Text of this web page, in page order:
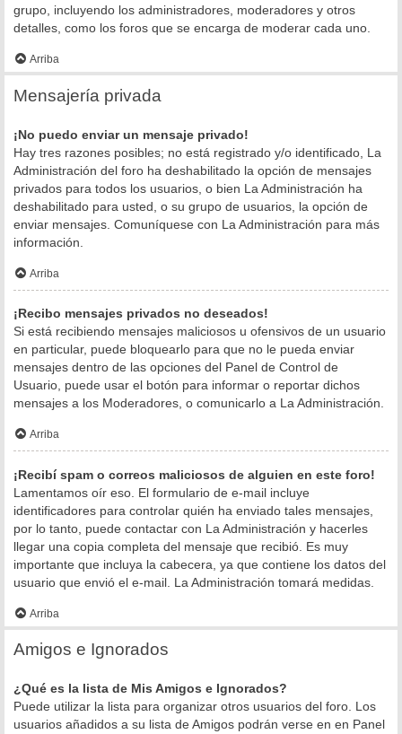
grupo, incluyendo los administradores, moderadores y otros
detalles, como los foros que se encarga de moderar cada uno.
Arriba
Mensajería privada
¡No puedo enviar un mensaje privado!
Hay tres razones posibles; no está registrado y/o identificado, La
Administración del foro ha deshabilitado la opción de mensajes
privados para todos los usuarios, o bien La Administración ha
deshabilitado para usted, o su grupo de usuarios, la opción de
enviar mensajes. Comuníquese con La Administración para más
información.
Arriba
¡Recibo mensajes privados no deseados!
Si está recibiendo mensajes maliciosos u ofensivos de un usuario
en particular, puede bloquearlo para que no le pueda enviar
mensajes dentro de las opciones del Panel de Control de
Usuario, puede usar el botón para informar o reportar dichos
mensajes a los Moderadores, o comunicarlo a La Administración.
Arriba
¡Recibí spam o correos maliciosos de alguien en este foro!
Lamentamos oír eso. El formulario de e-mail incluye
identificadores para controlar quién ha enviado tales mensajes,
por lo tanto, puede contactar con La Administración y hacerles
llegar una copia completa del mensaje que recibió. Es muy
importante que incluya la cabecera, ya que contiene los datos del
usuario que envió el e-mail. La Administración tomará medidas.
Arriba
Amigos e Ignorados
¿Qué es la lista de Mis Amigos e Ignorados?
Puede utilizar la lista para organizar otros usuarios del foro. Los
usuarios añadidos a su lista de Amigos podrán verse en en Panel